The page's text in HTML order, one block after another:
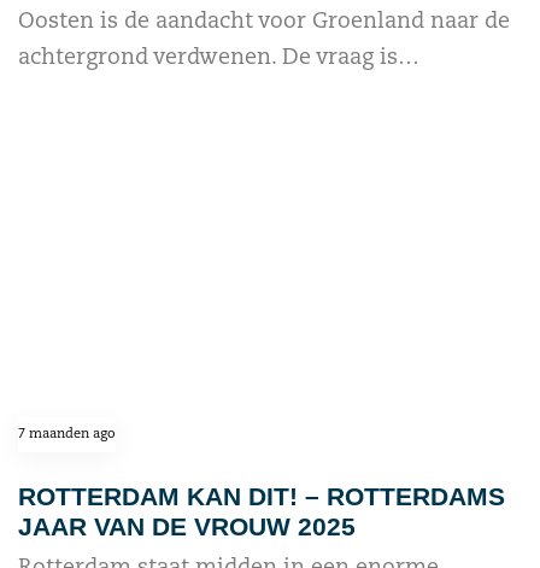
Oosten is de aandacht voor Groenland naar de
achtergrond verdwenen. De vraag is…
7 maanden ago
ROTTERDAM KAN DIT! – ROTTERDAMS
JAAR VAN DE VROUW 2025